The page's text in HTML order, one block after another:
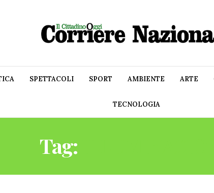
SPETTACOLI SPORT AMBIENTE ARTE
TECNOLOGIA
Tag: